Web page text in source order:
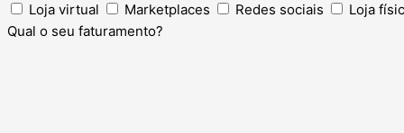
Loja virtual
Marketplaces Redes sociais
Loja
Qual o seu faturamento?